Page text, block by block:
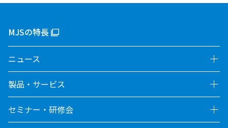
MJSの特長
ニュース
製品・サービス
セミナー・研修会